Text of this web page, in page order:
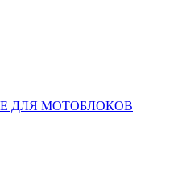
ДЛЯ МОТОБЛОКОВ